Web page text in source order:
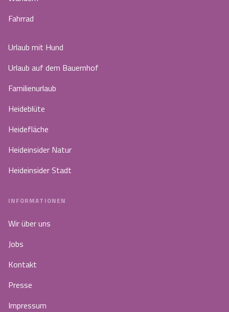
Fahrrad
Urlaub mit Hund
Urlaub auf dem Bauernhof
Familienurlaub
Heideblüte
Heidefläche
Heideinsider Natur
Heideinsider Stadt
INFORMATIONEN
Wir über uns
Jobs
Kontakt
Presse
Impressum